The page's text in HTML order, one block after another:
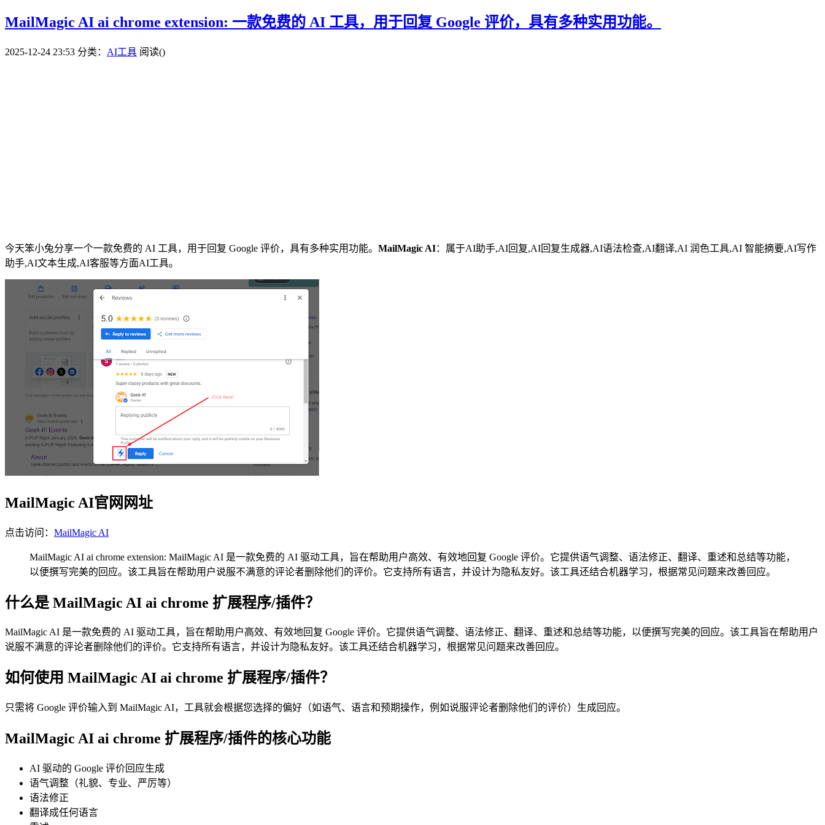
MailMagic AI ai chrome extension: 一款免费的 AI 工具，用于回复 Google 评价，具有多种实用功能。
2025-12-24 23:53 分类： AI工具 阅读()
今天笨小兔分享一个一款免费的 AI 工具，用于回复 Google 评价，具有多种实用功能。 MailMagic AI：属于AI助手,AI回复,AI回复生成器,AI语法检查,AI翻译,AI 润色工具,AI 智能摘要,AI写作
助手,AI文本生成,AI客服等方面AI工具。
MailMagic AI官网网址
点击访问： MailMagic AI
MailMagic AI ai chrome extension: MailMagic AI 是一款免费的 AI 驱动工具，旨在帮助用户高效、有效地回复 Google 评价。它提供语气调整、语法修正、翻译、重述和总结等功能，
以便撰写完美的回应。该工具旨在帮助用户说服不满意的评论者删除他们的评价。它支持所有语言，并设计为隐私友好。该工具还结合机器学习，根据常见问题来改善回应。
什么是 MailMagic AI ai chrome 扩展程序/插件？
MailMagic AI 是一款免费的 AI 驱动工具，旨在帮助用户高效、有效地回复 Google 评价。它提供语气调整、语法修正、翻译、重述和总结等功能，以便撰写完美的回应。该工具旨在帮助用户
说服不满意的评论者删除他们的评价。它支持所有语言，并设计为隐私友好。该工具还结合机器学习，根据常见问题来改善回应。
如何使用 MailMagic AI ai chrome 扩展程序/插件？
只需将 Google 评价输入到 MailMagic AI，工具就会根据您选择的偏好（如语气、语言和预期操作，例如说服评论者删除他们的评价）生成回应。
MailMagic AI ai chrome 扩展程序/插件的核心功能
AI 驱动的 Google 评价回应生成
语气调整（礼貌、专业、严厉等）
语法修正
翻译成任何语言